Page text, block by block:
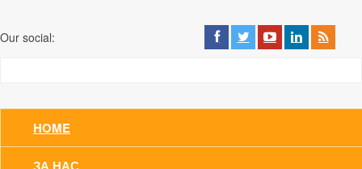
Our social:
HOME